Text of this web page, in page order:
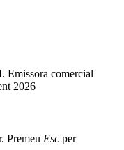
Emissora comercial
2026
Premeu Esc per